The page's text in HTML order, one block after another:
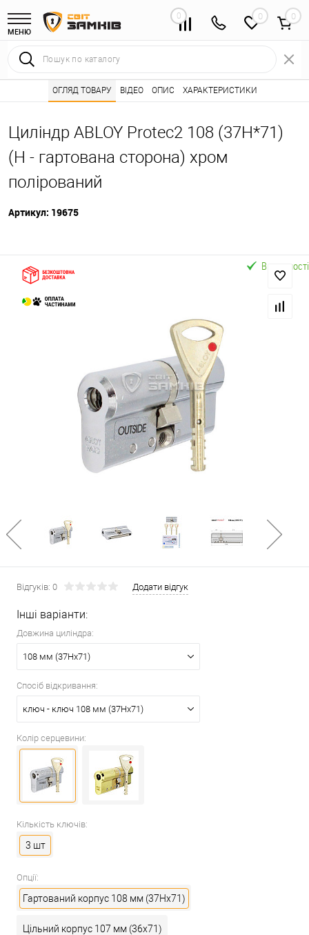
МЕНЮ
0 0
Інтернет магазин замків • Каталог товарів ⭐ • Серцевини
Циліндр ABLOY Protec2 108 (37H*71)
(H - гартована сторона) хром
полірований
Артикул: 19675
ОГЛЯД ТОВАРУ ВІДЕО ОПИС ХАРАКТЕРИСТИКИ
Відгуків: 0 Додати відгук
Інші варіанти:
Довжина циліндра:
108 мм (37Hx71)
Спосіб відкривання:
ключ - ключ 108 мм (37Hx71)
Колір серцевини:
Кількість ключів:
3 шт
Опції:
Гартований корпус 108 мм (37Hx71)
Цільний корпус 107 мм (36x71)
В наявності